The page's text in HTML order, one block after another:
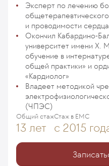
Эксперт по лечению
и проводимости сердца
Окончил Кабардино-
университет имени Х.
обучение в
общей практики» и
«Кардиолог»
Владеет методикой
(ЧПЭС)
Общий стаж
13 лет
Стаж в ЕМС
с 2015